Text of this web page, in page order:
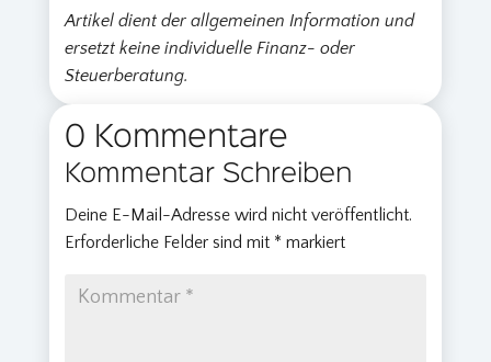
Artikel dient der allgemeinen Information und
ersetzt keine individuelle Finanz- oder
Steuerberatung.
0 Kommentare
Kommentar Schreiben
Deine E-Mail-Adresse wird nicht veröffentlicht.
Erforderliche Felder sind mit * markiert